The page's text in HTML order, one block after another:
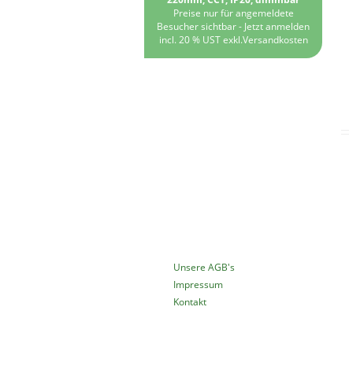
Preise nur für angemeldete
Besucher sichtbar - Jetzt anmelden
incl. 20 % UST exkl.Versandkosten
Unsere AGB's
Impressum
Kontakt